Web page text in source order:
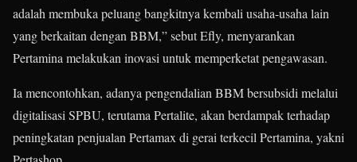
adalah membuka peluang bangkitnya kembali usaha-usaha lain
yang berkaitan dengan BBM,” sebut Efly, menyarankan
Pertamina melakukan inovasi untuk memperketat pengawasan.
Ia mencontohkan, adanya pengendalian BBM bersubsidi melalui
digitalisasi SPBU, terutama Pertalite, akan berdampak terhadap
peningkatan penjualan Pertamax di gerai terkecil Pertamina, yakni